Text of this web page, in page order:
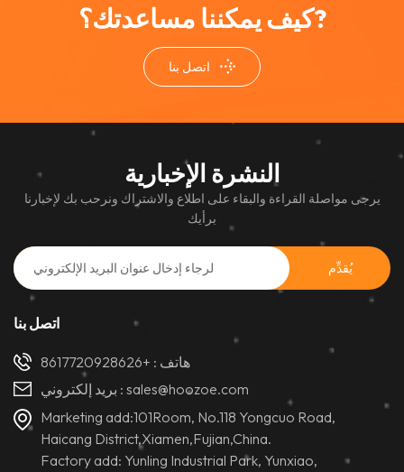
كيف يمكننا مساعدتك؟?
اتصل بنا
النشرة الإخبارية
يرجى مواصلة القراءة والبقاء على اطلاع والاشتراك ونرحب بك لإخبارنا
برأيك
اتصل بنا
هاتف : +8617720928626
بريد إلكتروني :sales@hoozoe.com
Marketing add:101Room, No.118 Yongcuo Road,
Haicang District,Xiamen,Fujian,China.
Factory add: Yunling Industrial Park, Yunxiao,